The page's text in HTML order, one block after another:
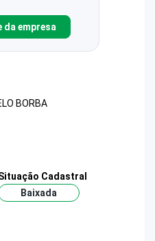
empresa
BORBA
Cadastral
Baixada